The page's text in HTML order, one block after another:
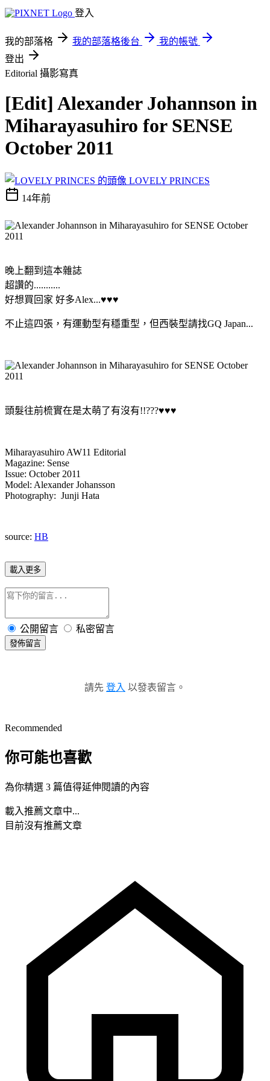
登入
我的部落格 我的部落格後台
我的帳號
登出
Editorial 攝影寫真
[Edit] Alexander Johannson in
Miharayasuhiro for SENSE
October 2011
LOVELY PRINCES
14年前
晚上翻到這本雜誌
超讚的...........
好想買回家 好多Alex...♥♥♥
不止這四張，有運動型有穩重型，但西裝型請找GQ Japan...
頭髮往前梳實在是太萌了有沒有!!???♥♥♥
Miharayasuhiro AW11 Editorial
Magazine: Sense
Issue: October 2011
Model: Alexander Johansson
Photography: Junji Hata
source: HB
載入更多
公開留言 私密留言
發佈留言
請先 登入 以發表留言。
Recommended
你可能也喜歡
為你精選 3 篇值得延伸閱讀的內容
載入推薦文章中...
目前沒有推薦文章